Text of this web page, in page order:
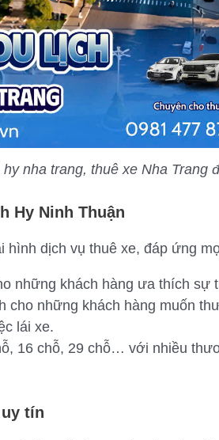
nha trang, thuê xe Nha Trang
Hy Ninh Thuận
hình dịch vụ thuê xe, đáp ứng
những khách hàng ưa thích sự
cho những khách hàng muốn
lái xe.
16 chỗ, 29 chỗ… với nhiều
tín